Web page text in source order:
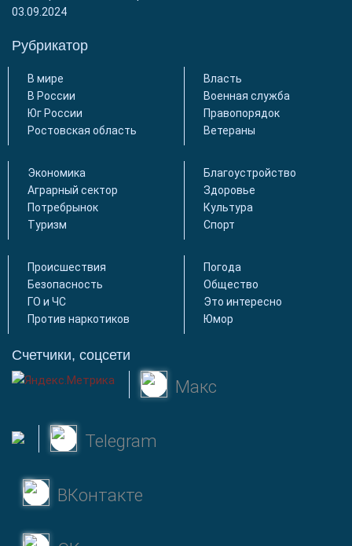
03.09.2024
Рубрикатор
В мире
В России
Юг России
Ростовская область
Власть
Военная служба
Правопорядок
Ветераны
Экономика
Аграрный сектор
Потребрынок
Туризм
Благоустройство
Здоровье
Культура
Спорт
Происшествия
Безопасность
ГО и ЧС
Против наркотиков
Погода
Общество
Это интересно
Юмор
Счетчики, соцсети
Макс
Telegram
ВКонтакте